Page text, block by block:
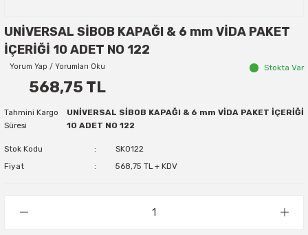
UNİVERSAL SİBOB KAPAĞI & 6 mm VİDA PAKET
İÇERİĞİ 10 ADET NO 122
Yorum Yap / Yorumları Oku Stokta Var
568,75 TL
Tahmini Kargo
Süresi
UNİVERSAL SİBOB KAPAĞI & 6 mm VİDA PAKET İÇERİĞİ
10 ADET NO 122
Stok Kodu
SK0122
Fiyat
568,75 TL + KDV